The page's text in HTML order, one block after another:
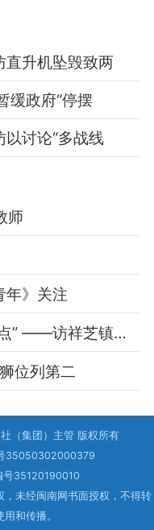
直升机坠毁致两
缓政府“停摆
讨论“多战线
师
年》关注
聚焦急难愁盼 化“痛点”为“亮点” ——访祥芝镇党委书记邱建明
位列第二
（集团）主管 版权所有
35050302000379
号35120190010
未经闽南网书面授权，不得转
和传播。